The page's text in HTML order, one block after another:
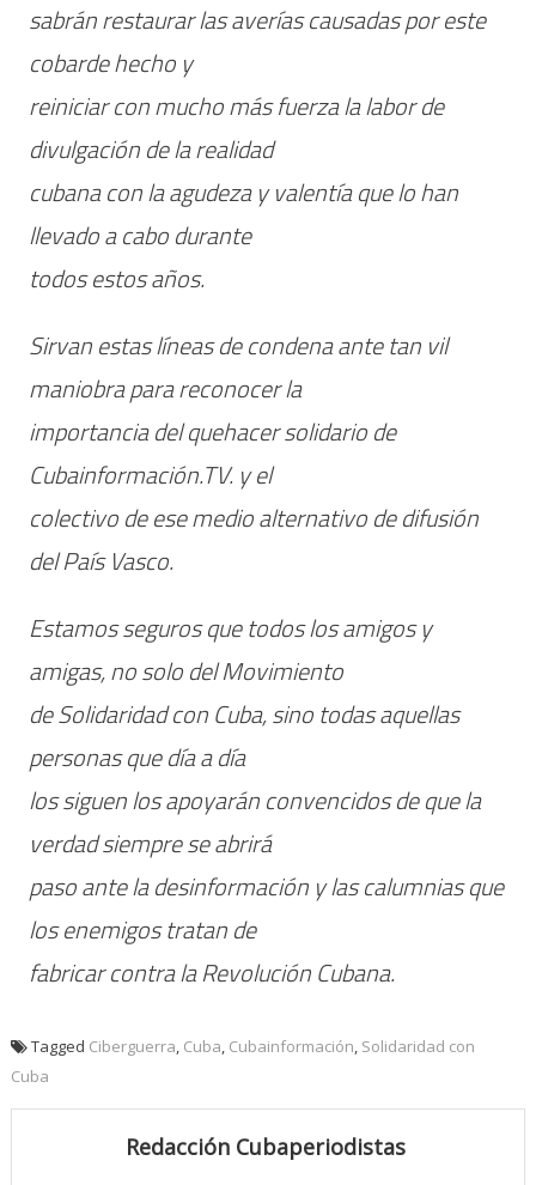
sabrán restaurar las averías causadas por este
cobarde hecho y
reiniciar con mucho más fuerza la labor de
divulgación de la realidad
cubana con la agudeza y valentía que lo han
llevado a cabo durante
todos estos años.
Sirvan estas líneas de condena ante tan vil
maniobra para reconocer la
importancia del quehacer solidario de
Cubainformación.TV. y el
colectivo de ese medio alternativo de difusión
del País Vasco.
Estamos seguros que todos los amigos y
amigas, no solo del Movimiento
de Solidaridad con Cuba, sino todas aquellas
personas que día a día
los siguen los apoyarán convencidos de que la
verdad siempre se abrirá
paso ante la desinformación y las calumnias que
los enemigos tratan de
fabricar contra la Revolución Cubana.
Tagged Ciberguerra, Cuba, Cubainformación, Solidaridad con
Cuba
Redacción Cubaperiodistas